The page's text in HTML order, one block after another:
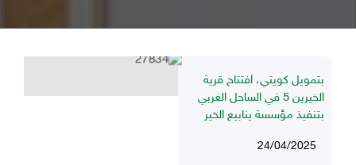
بتمويل كويتي، افتتاح قرية
الخيرين 5 في الساحل الغربي
بتنفيذ مؤسسة ينابيع الخير
24/04/2025